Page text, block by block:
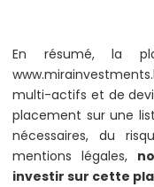
En résumé, la
multi-actifs et de
placement sur une
nécessaires, du
mentions légales,
investir sur cette